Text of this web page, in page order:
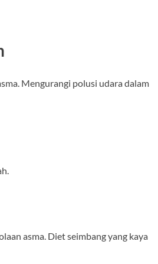
Mengurangi polusi udara dalam
asma. Diet seimbang yang kaya